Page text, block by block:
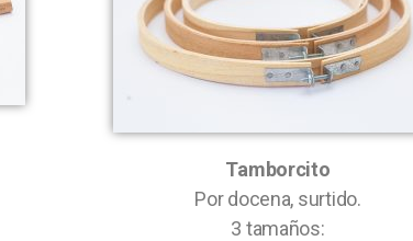
Tamborcito
Por docena, surtido.
3 tamaños: